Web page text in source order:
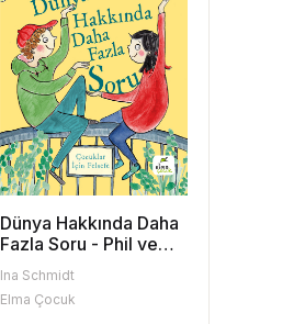
Dünya Hakkında Daha
Fazla Soru - Phil ve
Sophie
Ina Schmidt
Elma Çocuk